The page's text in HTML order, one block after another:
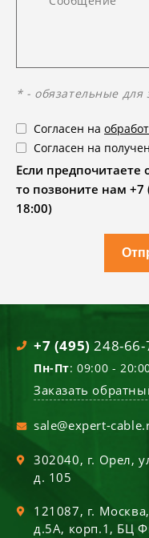
* - обязательные для
Согласен на
Согласен на
Если предпочитаете
то позвоните нам +7
18:00)
+7 (495) 248-66-
Пн-Пт: 09:00 -
Заказать
sale@expert-
302040, г. Орел,
д. 105
121087, г. Москва,
д.5А, корп.1, БЦ